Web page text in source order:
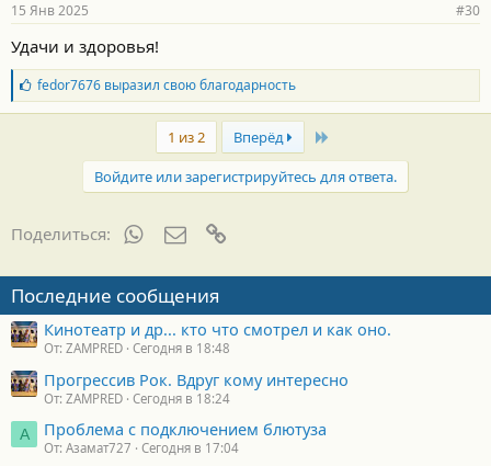
н
с
т
и
:
15 Янв 2025 #30
Удачи и здоровья!
Б
л
а
о
т
и
:
fedor7676выразил свою благодарность
1 из 2 Вперёд Last
Войдите или зарегистрируйтесь для ответа.
Поделиться: WhatsAppЭлектронная почта
Последние сообщения
Кинотеатр и др... кто что смотрел и как оно.
От: ZAMPRED Сегодня в 18:48
Прогрессив Рок. Вдруг кому интересно
От: ZAMPRED Сегодня в 18:24
А Проблема с подключением блютуза
От: Азамат727 Сегодня в 17:04